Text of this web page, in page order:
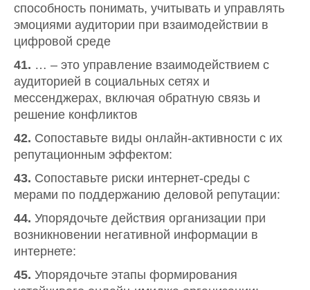
способность понимать, учитывать и управлять
эмоциями аудитории при взаимодействии в
цифровой среде
41. … – это управление взаимодействием с
аудиторией в социальных сетях и
мессенджерах, включая обратную связь и
решение конфликтов
42. Сопоставьте виды онлайн-активности с их
репутационным эффектом:
43. Сопоставьте риски интернет-среды с
мерами по поддержанию деловой репутации:
44. Упорядочьте действия организации при
возникновении негативной информации в
интернете:
45. Упорядочьте этапы формирования